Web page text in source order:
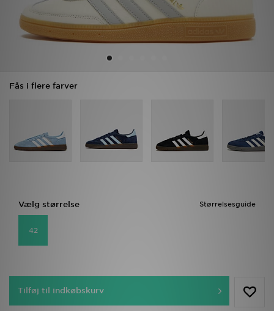
Fås i flere farver
Størrelsesguide
Vælg størrelse
42
Tilføj til indkøbskurv
Fodbold
Mine beskeder